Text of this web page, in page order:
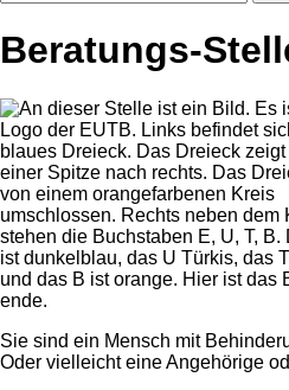
Beratungs-
Sie sind ein Mensch mit
Oder vielleicht eine Angehörige